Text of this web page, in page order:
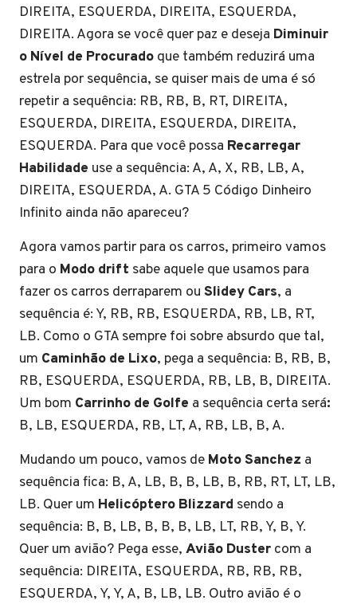
DIREITA, ESQUERDA, DIREITA, ESQUERDA,
DIREITA. Agora se você quer paz e deseja Diminuir
o Nível de Procurado que também reduzirá uma
estrela por sequência, se quiser mais de uma é só
repetir a sequência: RB, RB, B, RT, DIREITA,
ESQUERDA, DIREITA, ESQUERDA, DIREITA,
ESQUERDA. Para que você possa Recarregar
Habilidade use a sequência: A, A, X, RB, LB, A,
DIREITA, ESQUERDA, A. GTA 5 Código Dinheiro
Infinito ainda não apareceu?
Agora vamos partir para os carros, primeiro vamos
para o Modo drift sabe aquele que usamos para
fazer os carros derraparem ou Slidey Cars, a
sequência é: Y, RB, RB, ESQUERDA, RB, LB, RT,
LB. Como o GTA sempre foi sobre absurdo que tal,
um Caminhão de Lixo, pega a sequência: B, RB, B,
RB, ESQUERDA, ESQUERDA, RB, LB, B, DIREITA.
Um bom Carrinho de Golfe a sequência certa será:
B, LB, ESQUERDA, RB, LT, A, RB, LB, B, A.
Mudando um pouco, vamos de Moto Sanchez a
sequência fica: B, A, LB, B, B, LB, B, RB, RT, LT, LB,
LB. Quer um Helicóptero Blizzard sendo a
sequência: B, B, LB, B, B, B, LB, LT, RB, Y, B, Y.
Quer um avião? Pega esse, Avião Duster com a
sequência: DIREITA, ESQUERDA, RB, RB, RB,
ESQUERDA, Y, Y, A, B, LB, LB. Outro avião é o